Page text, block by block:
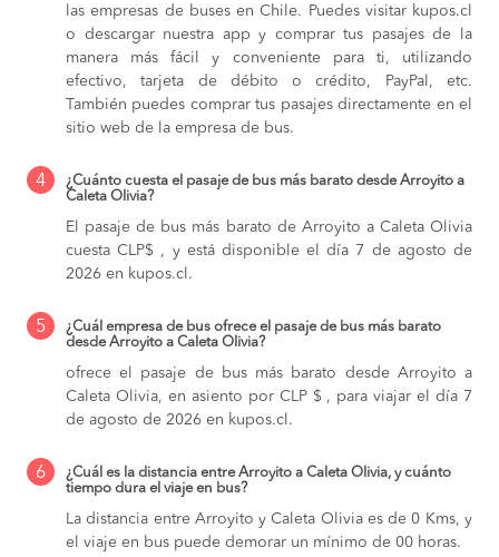
las empresas de buses en Chile. Puedes visitar kupos.cl
o descargar nuestra app y comprar tus pasajes de la
manera más fácil y conveniente para ti, utilizando
efectivo, tarjeta de débito o crédito, PayPal, etc.
También puedes comprar tus pasajes directamente en el
sitio web de la empresa de bus.
4
¿Cuánto cuesta el pasaje de bus más barato desde Arroyito a
Caleta Olivia?
El pasaje de bus más barato de Arroyito a Caleta Olivia
cuesta CLP$ , y está disponible el día 7 de agosto de
2026 en kupos.cl.
5
¿Cuál empresa de bus ofrece el pasaje de bus más barato
desde Arroyito a Caleta Olivia?
ofrece el pasaje de bus más barato desde Arroyito a
Caleta Olivia, en asiento por CLP $ , para viajar el día 7
de agosto de 2026 en kupos.cl.
6
¿Cuál es la distancia entre Arroyito a Caleta Olivia, y cuánto
tiempo dura el viaje en bus?
La distancia entre Arroyito y Caleta Olivia es de 0 Kms, y
el viaje en bus puede demorar un mínimo de 00 horas.